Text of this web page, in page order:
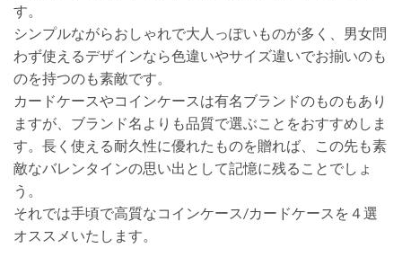
す。
シンプルながらおしゃれで大人っぽいものが多く、男女問
わず使えるデザインなら色違いやサイズ違いでお揃いのも
のを持つのも素敵です。
カードケースやコインケースは有名ブランドのものもあり
ますが、ブランド名よりも品質で選ぶことをおすすめしま
す。長く使える耐久性に優れたものを贈れば、この先も素
敵なバレンタインの思い出として記憶に残ることでしょ
う。
それでは手頃で高質なコインケース/カードケースを４選
オススメいたします。